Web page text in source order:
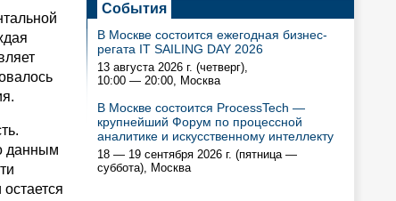
данным
События
В Москве состоится ежегодная бизнес-
регата IT SAILING DAY 2026
13 августа 2026 г. (четверг),
10:00 — 20:00, Москва
В Москве состоится ProcessTech —
крупнейший Форум по процессной
аналитике и искусственному интеллекту
18 — 19 сентября 2026 г. (пятница —
суббота), Москва